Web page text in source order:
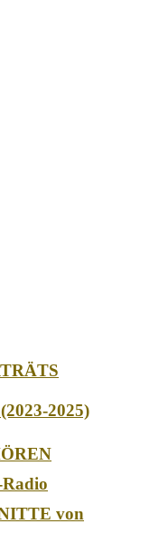
2025)
von